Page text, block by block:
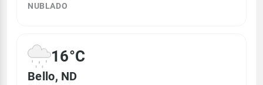
NUBLADO
16°C
Bello, ND